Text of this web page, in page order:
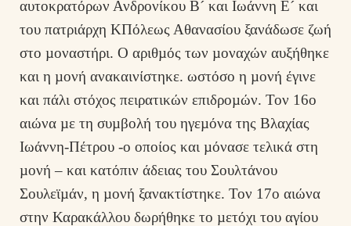
αυτοκρατόρων Ανδρονίκου Β´ και Ιωάννη Ε´ και
του πατριάρχη ΚΠόλεως Αθανασίου ξανάδωσε ζωή
στο µοναστήρι. Ο αριθµός των µοναχών αυξήθηκε
και η µονή ανακαινίστηκε. ωστόσο η µονή έγινε
και πάλι στόχος πειρατικών επιδροµών. Τον 16ο
αιώνα µε τη συµβολή του ηγεµόνα της Βλαχίας
Ιωάννη-Πέτρου -ο οποίος και µόνασε τελικά στη
µονή – και κατόπιν άδειας του Σουλτάνου
Σουλεϊµάν, η µονή ξανακτίστηκε. Τον 17ο αιώνα
στην Καρακάλλου δωρήθηκε το µετόχι του αγίου